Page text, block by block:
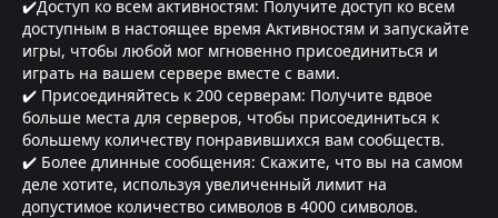
✔️Доступ ко всем активностям: Получите доступ ко всем
доступным в настоящее время Активностям и запускайте
игры, чтобы любой мог мгновенно присоединиться и
играть на вашем сервере вместе с вами.
✔️ Присоединяйтесь к 200 серверам: Получите вдвое
больше места для серверов, чтобы присоединиться к
большему количеству понравившихся вам сообществ.
✔️ Более длинные сообщения: Скажите, что вы на самом
деле хотите, используя увеличенный лимит на
допустимое количество символов в 4000 символов.